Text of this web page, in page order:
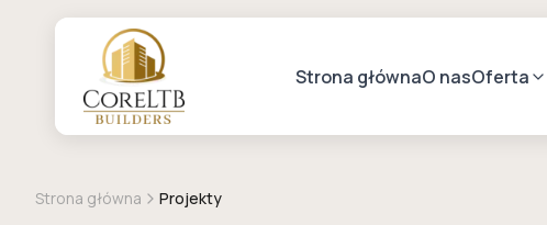
Strona głównaO nasOferta
Strona główna Projekty